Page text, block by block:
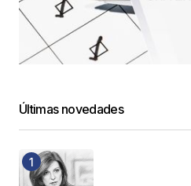
Últimas novedades